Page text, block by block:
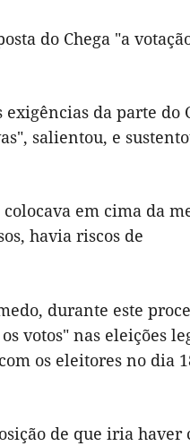
do Chega "a
da parte do
salientou, e
em cima da
havia riscos de
durante este
votos" nas eleições
os eleitores no dia
de que iria haver